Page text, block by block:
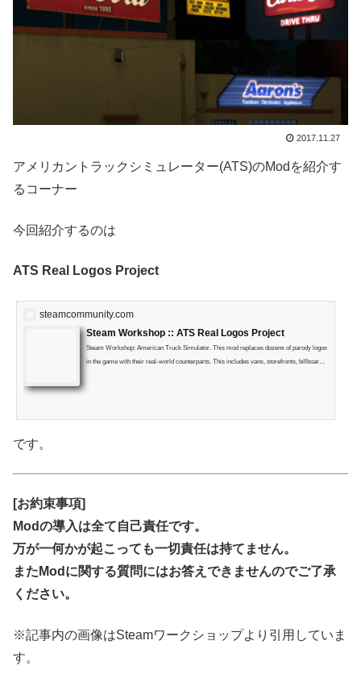
2017.11.27
アメリカントラックシミュレーター(ATS)のModを紹介す
るコーナー
今回紹介するのは
ATS Real Logos Project
steamcommunity.com
Steam Workshop :: ATS Real Logos Project
Steam Workshop: American Truck Simulator. This mod replaces dozens of parody logos
in the game with their real-world counterparts. This includes vans, storefronts, billboards,
です。
[お約束事項]
Modの導入は全て自己責任です。
万が一何かが起こっても一切責任は持てません。
またModに関する質問にはお答えできませんのでご了承
ください。
※記事内の画像はSteamワークショップより引用していま
す。